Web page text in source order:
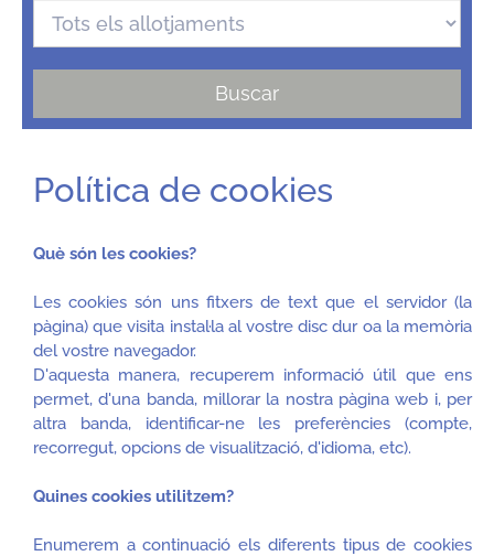
Buscar
Política de cookies
Què són les cookies?
Les cookies són uns fitxers de text que el servidor (la
pàgina) que visita instal·la al vostre disc dur oa la memòria
del vostre navegador.
D'aquesta manera, recuperem informació útil que ens
permet, d'una banda, millorar la nostra pàgina web i, per
altra banda, identificar-ne les preferències (compte,
recorregut, opcions de visualització, d'idioma, etc).
Quines cookies utilitzem?
Enumerem a continuació els diferents tipus de cookies